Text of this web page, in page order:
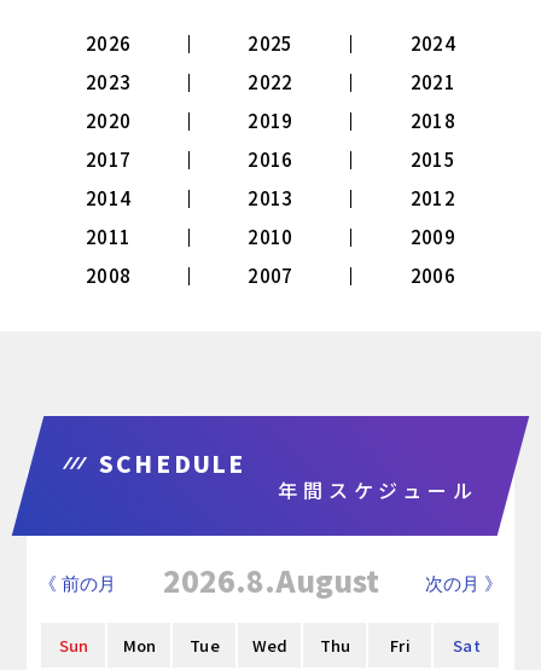
2026 2025
2024
2023
2022
2021
2020
2019
2018
2017
2016
2015
2014
2013
2012
2011
2010
2009
2008
2007 2006
SCHEDULE
年間スケジュール
《 前の月 次の月 》
2026.8.August
Sun Mon Tue Wed Thu Fri
Sat